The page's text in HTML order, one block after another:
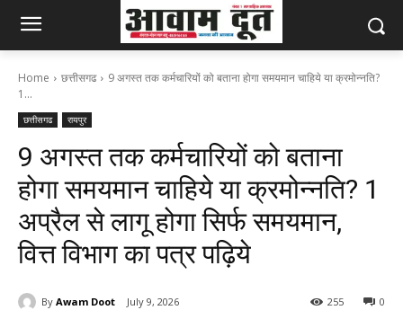
Home छत्तीसगढ
9 अगस्त तक कर्मचारियों को बताना होगा समयमान चाहिये या क्रमोन्नति?
1...
छत्तीसगढ रायपुर
9 अगस्त तक कर्मचारियों को बताना
होगा समयमान चाहिये या क्रमोन्नति? 1
अप्रैल से लागू होगा सिर्फ समयमान,
वित्त विभाग का पत्र पढ़िये
By Awam Doot July 9, 2026 0
255